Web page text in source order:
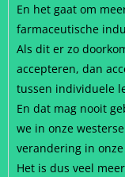
En het gaat om
farmaceutische
Als dit er zo
accepteren, dan
tussen individuele
En dat mag nooit
we in onze
verandering in
Het is dus veel